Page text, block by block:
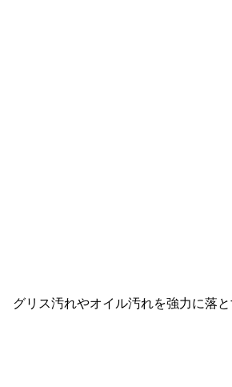
グリス汚れやオイル汚れを強力に落と